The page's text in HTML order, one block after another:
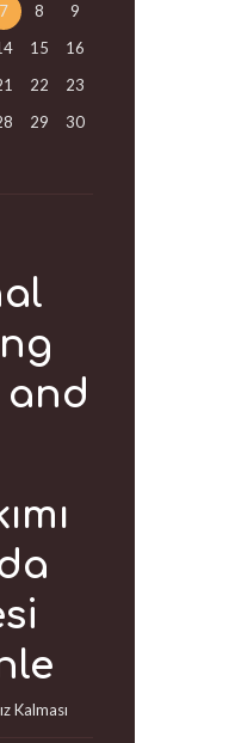
7 8
9
15
16
22
23
29
30
and
Kalması